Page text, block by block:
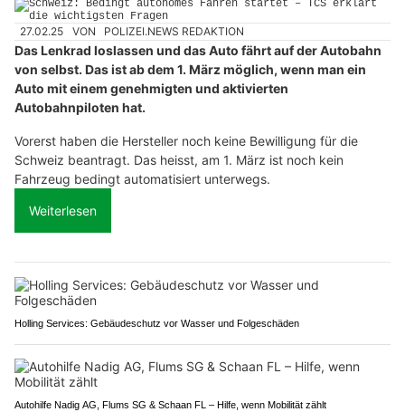
27.02.25 VON POLIZEI.NEWS REDAKTION
Das Lenkrad loslassen und das Auto fährt auf der Autobahn
von selbst. Das ist ab dem 1. März möglich, wenn man ein
Auto mit einem genehmigten und aktivierten
Autobahnpiloten hat.
Vorerst haben die Hersteller noch keine Bewilligung für die
Schweiz beantragt. Das heisst, am 1. März ist noch kein
Fahrzeug bedingt automatisiert unterwegs.
Weiterlesen
Holling Services: Gebäudeschutz vor Wasser und Folgeschäden
Autohilfe Nadig AG, Flums SG & Schaan FL – Hilfe, wenn Mobilität zählt